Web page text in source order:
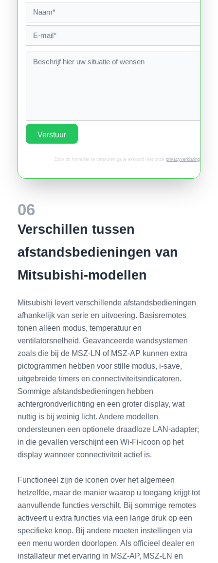
Verstuur
Door dit formulier te versturen ga je akkoord met onze privacyverklaring.
06
Verschillen tussen
afstandsbedieningen van
Mitsubishi-modellen
Mitsubishi levert verschillende afstandsbedieningen
afhankelijk van serie en uitvoering. Basisremotes
tonen alleen modus, temperatuur en
ventilatorsnelheid. Geavanceerde wandsystemen
zoals die bij de MSZ-LN of MSZ-AP kunnen extra
pictogrammen hebben voor stille modus, i-save,
uitgebreide timers en connectiviteitsindicatoren.
Sommige afstandsbedieningen hebben
achtergrondverlichting en een groter display, wat
nuttig is bij weinig licht. Andere modellen
ondersteunen een optionele draadloze LAN-adapter;
in die gevallen verschijnt een Wi-Fi-icoon op het
display wanneer connectiviteit actief is.
Functioneel zijn de iconen over het algemeen
hetzelfde, maar de manier waarop u toegang krijgt tot
aanvullende functies verschilt. Bij sommige remotes
activeert u extra functies via een lange druk op een
specifieke knop. Bij andere moeten instellingen via
een menu worden doorlopen. Als officieel dealer en
installateur met ervaring in MSZ-AP, MSZ-LN en